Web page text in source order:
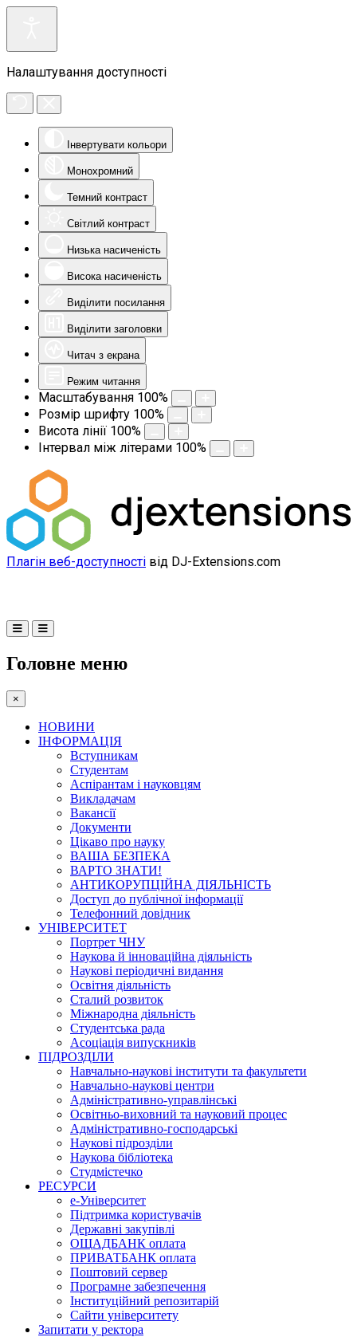
Налаштування доступності
Інвертувати кольори
Монохромний
Темний контраст
Світлий контраст
Низька насиченість
Висока насиченість
Виділити посилання
Виділити заголовки
Читач з екрана
Режим читання
Масштабування 100%
Розмір шрифту 100%
Висота лінії 100%
Інтервал між літерами 100%
Плагін веб-доступності від DJ-Extensions.com
Головне меню
×
НОВИНИ
ІНФОРМАЦІЯ
Вступникам
Студентам
Аспірантам і науковцям
Викладачам
Вакансії
Документи
Цікаво про науку
ВАША БЕЗПЕКА
ВАРТО ЗНАТИ!
АНТИКОРУПЦІЙНА ДІЯЛЬНІСТЬ
Доступ до публічної інформації
Телефонний довідник
УНІВЕРСИТЕТ
Портрет ЧНУ
Наукова й інноваційна діяльність
Наукові періодичні видання
Освітня діяльність
Сталий розвиток
Міжнародна діяльність
Студентська рада
Асоціація випускників
ПІДРОЗДІЛИ
Навчально-наукові інститути та факультети
Навчально-наукові центри
Адміністративно-управлінські
Освітньо-виховний та науковий процес
Адміністративно-господарські
Наукові підрозділи
Наукова бібліотека
Студмістечко
РЕСУРСИ
е-Університет
Підтримка користувачів
Державні закупівлі
ОЩАДБАНК оплата
ПРИВАТБАНК оплата
Поштовий сервер
Програмне забезпечення
Інституційний репозитарій
Сайти університету
Запитати у ректора